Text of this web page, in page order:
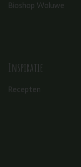
Bioshop Woluwe
Inspiratie
Recepten